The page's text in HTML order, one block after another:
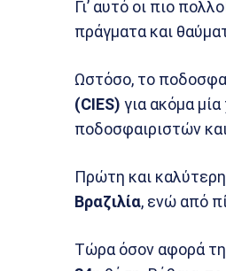
Γι’ αυτό οι πιο
πράγματα και
Ωστόσο, το
(CIES) για ακόμα
ποδοσφαιριστών
Πρώτη και
Βραζιλία, ενώ από
Τώρα όσον αφορά